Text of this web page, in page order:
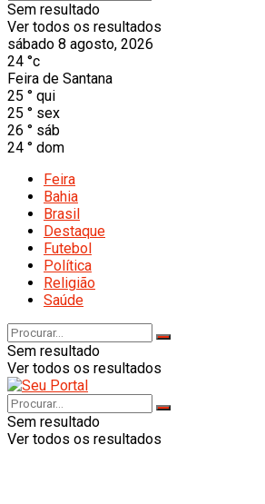
Sem resultado
Ver todos os resultados
sábado 8 agosto, 2026
24 °c
Feira de Santana
25 ° qui
25 ° sex
26 ° sáb
24 ° dom
Feira
Bahia
Brasil
Destaque
Futebol
Política
Religião
Saúde
Sem resultado
Ver todos os resultados
Sem resultado
Ver todos os resultados